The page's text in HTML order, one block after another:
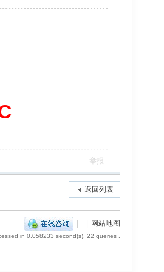
举报
返回列表
| | 网站地图
in 0.058233 second(s), 22 queries .